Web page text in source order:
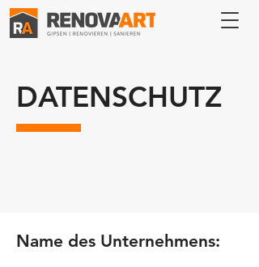
DATENSCHUTZ
Name des Unternehmens: